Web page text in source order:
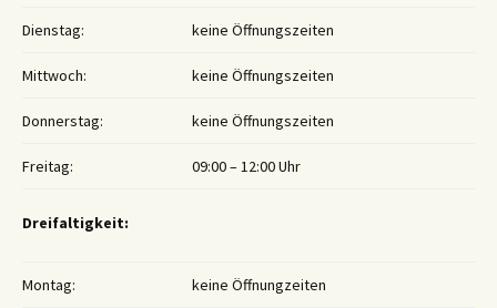
Dienstag: keine Öffnungszeiten
Mittwoch: keine Öffnungszeiten
Donnerstag: keine Öffnungszeiten
Freitag: 09:00 – 12:00 Uhr
Dreifaltigkeit:
Montag: keine Öffnungzeiten